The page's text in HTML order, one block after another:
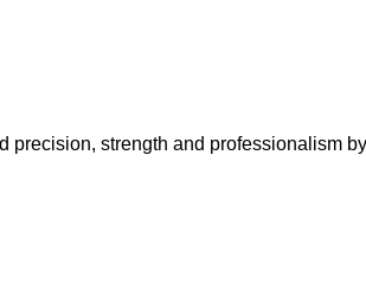
strength and professionalism